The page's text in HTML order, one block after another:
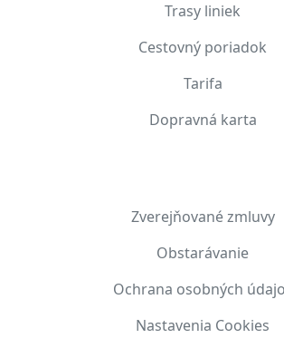
Trasy liniek
Cestovný poriadok
Tarifa
Dopravná karta
Zverejňované zmluvy
Obstarávanie
Ochrana osobných
Nastavenia Cookies